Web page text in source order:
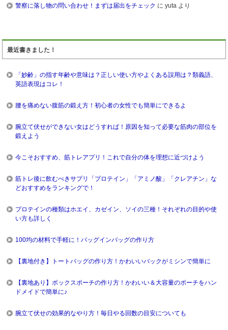
警察に落し物の問い合わせ！まずは届出をチェック に yuta より
最近書きました！
「妙齢」の指す年齢や意味は？正しい使い方やよくある誤用は？類義語、
英語表現はコレ！
腰を痛めない腹筋の鍛え方！初心者の女性でも簡単にできるよ
腕立て伏せができない女はどうすれば！原因を知って必要な筋肉の部位を
鍛えよう
今こそおすすめ、筋トレアプリ！これで自分の体を理想に近づけよう
筋トレ後に飲むべきサプリ「プロテイン」「アミノ酸」「クレアチン」な
どおすすめをランキングで！
プロテインの種類はホエイ、カゼイン、ソイの三種！それぞれの目的や使
い方も詳しく
100均の材料で手軽に！バッグインバッグの作り方
【裏地付き】トートバッグの作り方！かわいいバックがミシンで簡単に
【裏地あり】ボックスポーチの作り方！かわいい＆大容量のポーチをハン
ドメイドで簡単に♪
腕立て伏せの効果的なやり方！毎日やる回数の目安についても